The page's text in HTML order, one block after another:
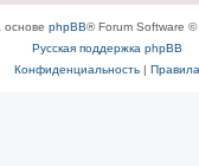
основе phpBB® Forum Software ©
Русская поддержка phpBB
Конфиденциальность| Правила